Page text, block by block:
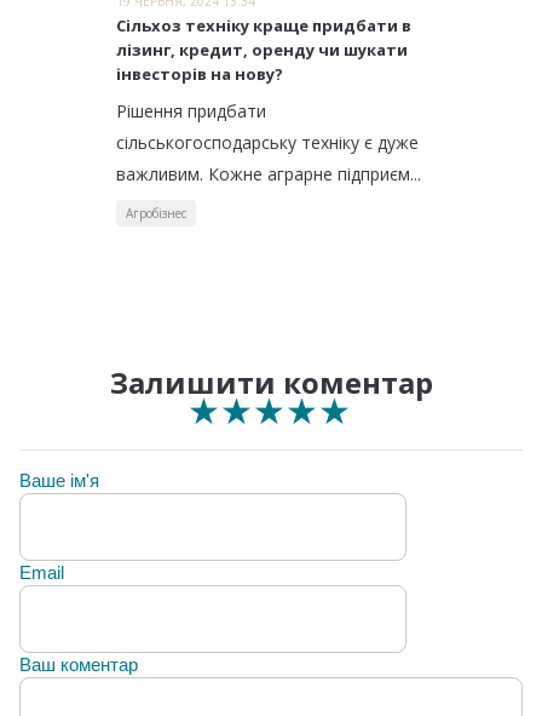
Сільхоз техніку краще придбати в
лізинг, кредит, оренду чи шукати
інвесторів на нову?
Рішення придбати
сільськогосподарську техніку є дуже
важливим. Кожне аграрне підприєм...
Агробізнес
Залишити коментар
★
★★
★★★
★★★★
★★★★★
Ваше ім'я
Email
Ваш коментар